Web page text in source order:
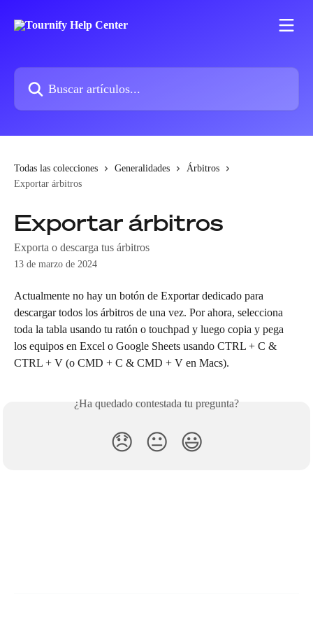
Buscar artículos...
Todas las colecciones Generalidades
Árbitros
Exportar árbitros
Exportar árbitros
Exporta o descarga tus árbitros
13 de marzo de 2024
Actualmente no hay un botón de Exportar dedicado para
descargar todos los árbitros de una vez. Por ahora, selecciona
toda la tabla usando tu ratón o touchpad y luego copia y pega
los equipos en Excel o Google Sheets usando CTRL + C &
CTRL + V (o CMD + C & CMD + V en Macs).
¿Ha quedado contestada tu pregunta?
😞 😐 😃